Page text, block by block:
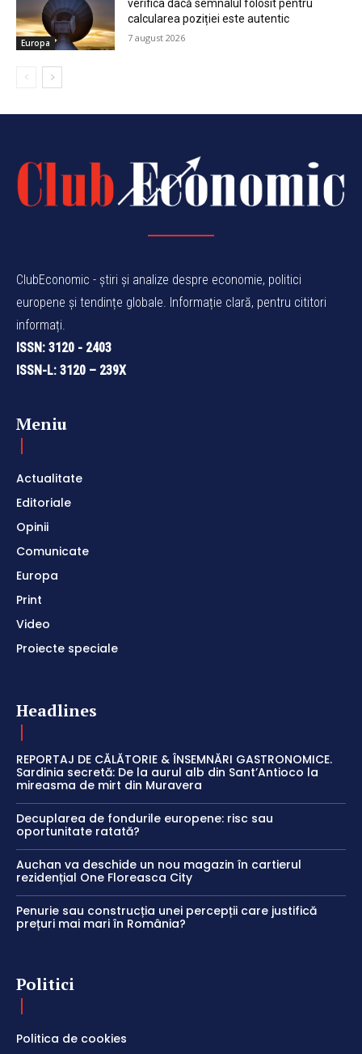
Europa
verifica dacă semnalul folosit pentru
calcularea poziției este autentic
7 august 2026
ClubEconomic - știri și analize despre economie, politici
europene și tendințe globale. Informație clară, pentru cititori
informați.
ISSN: 3120 - 2403
ISSN-L: 3120 – 239X
Meniu
Actualitate
Editoriale
Opinii
Comunicate
Europa
Print
Video
Proiecte speciale
Headlines
REPORTAJ DE CĂLĂTORIE & ÎNSEMNĂRI GASTRONOMICE.
Sardinia secretă: De la aurul alb din Sant’Antioco la
mireasma de mirt din Muravera
Decuplarea de fondurile europene: risc sau
oportunitate ratată?
Auchan va deschide un nou magazin în cartierul
rezidențial One Floreasca City
Penurie sau construcția unei percepții care justifică
prețuri mai mari în România?
Politici
Politica de cookies